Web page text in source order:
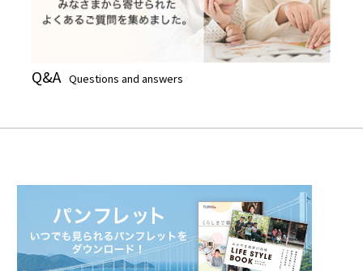
Q&A Questions and answers